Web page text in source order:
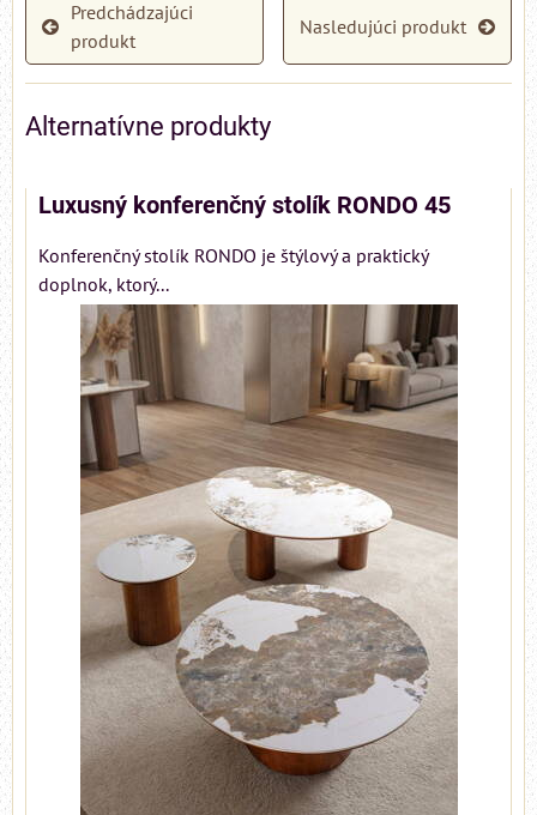
Predchádzajúci
produkt
Nasledujúci produkt
Alternatívne produkty
Luxusný konferenčný stolík RONDO 45
Konferenčný stolík RONDO je štýlový a praktický
doplnok, ktorý...